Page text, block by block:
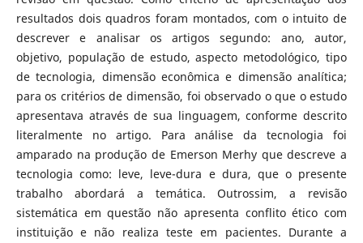
resultados dois quadros foram montados, com o intuito de
descrever e analisar os artigos segundo: ano, autor,
objetivo, população de estudo, aspecto metodológico, tipo
de tecnologia, dimensão econômica e dimensão analítica;
para os critérios de dimensão, foi observado o que o estudo
apresentava através de sua linguagem, conforme descrito
literalmente no artigo. Para análise da tecnologia foi
amparado na produção de Emerson Merhy que descreve a
tecnologia como: leve, leve-dura e dura, que o presente
trabalho abordará a temática. Outrossim, a revisão
sistemática em questão não apresenta conflito ético com
instituição e não realiza teste em pacientes. Durante a